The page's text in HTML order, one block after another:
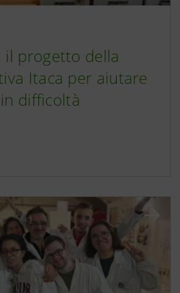
il progetto della
Itaca per aiutare
difficoltà